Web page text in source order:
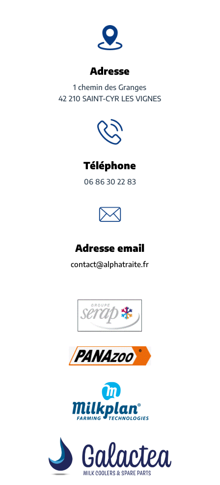
Adresse
1 chemin des Granges
42 210 SAINT-CYR LES VIGNES
Téléphone
06 86 30 22 83
Adresse email
contact@alphatraite.fr